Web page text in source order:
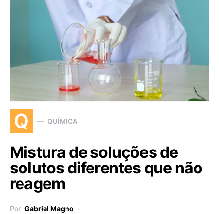
Q QUÍMICA
Mistura de soluções de
solutos diferentes que não
reagem
Por Gabriel Magno